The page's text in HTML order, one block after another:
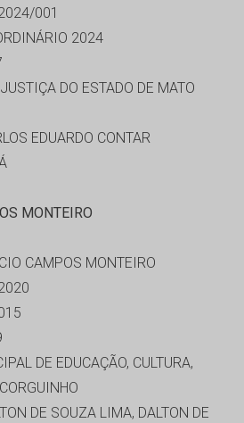
001
2024
DO ESTADO DE MATO
EDUARDO CONTAR
MONTEIRO
CAMPOS MONTEIRO
DE EDUCAÇÃO, CULTURA,
DE SOUZA LIMA, DALTON DE